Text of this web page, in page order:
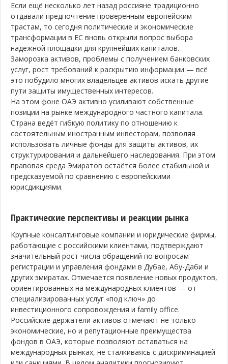
Если ещё несколько лет назад россияне традиционно
отдавали предпочтение проверенным европейским
трастам, то сегодня политические и экономические
трансформации в ЕС вновь открыли вопрос выбора
надёжной площадки для крупнейших капиталов.
Заморозка активов, проблемы с получением банковских
услуг, рост требований к раскрытию информации — всё
это побудило многих владельцев активов искать другие
пути защиты имущественных интересов.
На этом фоне ОАЭ активно усиливают собственные
позиции на рынке международного частного капитала.
Страна ведёт гибкую политику по отношению к
состоятельным иностранным инвесторам, позволяя
использовать личные фонды для защиты активов, их
структурирования и дальнейшего наследования. При этом
правовая среда Эмиратов остаётся более стабильной и
предсказуемой по сравнению с европейскими
юрисдикциями.
Практические перспективы и реакции рынка
Крупные консалтинговые компании и юридические фирмы,
работающие с российскими клиентами, подтверждают
значительный рост числа обращений по вопросам
регистрации и управления фондами в Дубае, Абу-Даби и
других эмиратах. Отмечается появление новых продуктов,
ориентированных на международных клиентов — от
специализированных услуг «под ключ» до
инвестиционного сопровождения и family office.
Российские держатели активов отмечают не только
экономические, но и репутационные преимущества
фондов в ОАЭ, которые позволяют оставаться на
международных рынках, не сталкиваясь с дискриминацией